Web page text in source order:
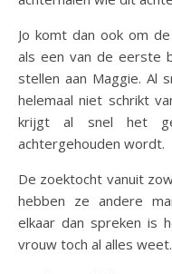
Jo komt dan ook om
als een van de eerste
stellen aan Maggie. Al
helemaal niet schrikt
krijgt al snel het
achtergehouden wordt.
De zoektocht vanuit
hebben ze andere
elkaar dan spreken is
vrouw toch al alles weet.